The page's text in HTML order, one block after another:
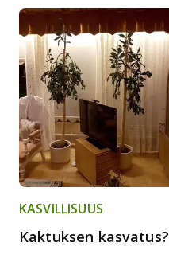
KASVILLISUUS
Kaktuksen